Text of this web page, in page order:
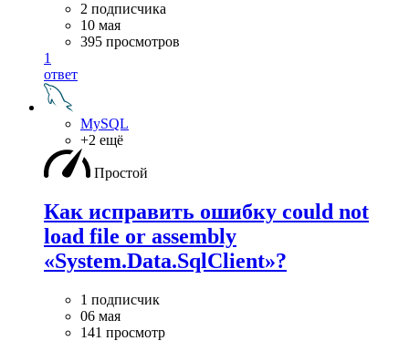
2 подписчика
10 мая
395 просмотров
1
ответ
MySQL
+2 ещё
Простой
Как исправить ошибку could not
load file or assembly
«System.Data.SqlClient»?
1 подписчик
06 мая
141 просмотр